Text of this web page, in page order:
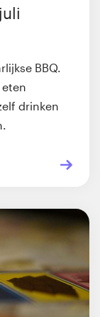
BBQ.
drinken